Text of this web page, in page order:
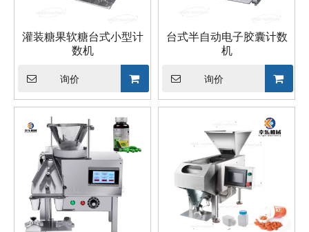
灌装糖果软糖台式小型计
数机
询价
台式半自动电子胶囊计数
机
询价